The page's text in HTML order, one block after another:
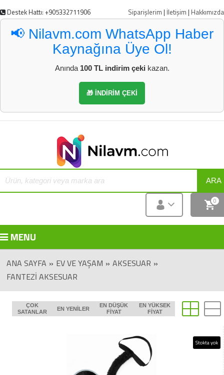
Destek Hattı: +905332711906 Siparişlerim | İletişim | Hakkımızda
📢 Nilavm.com WhatsApp Haber
Kaynağına Üye Ol!
Anında 100 TL indirim çeki kazan.
🎁 İNDİRİM ÇEKİ
ARA
0
MENU
ANA SAYFA » EV VE YAŞAM » AKSESUAR »
FANTEZI AKSESUAR
ÇOK
SATANLAR
EN YENILER
EN DÜŞÜK
FIYAT
EN YÜKSEK
FIYAT
Stokta yok